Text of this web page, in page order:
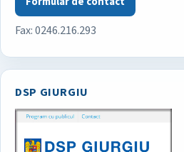
Fax: 0246.216.293
DSP GIURGIU